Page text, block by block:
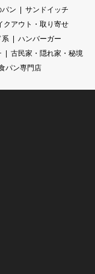
パン
サンドイッチ
クアウト・取り寄せ
系
ハンバーガー
古民家・隠れ家・秘境
パン専門店